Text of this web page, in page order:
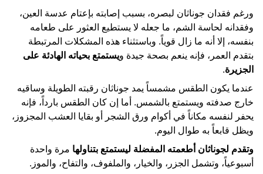
ورغم فقدان جوناثان لبصره، بسبب إصابته بإعتام عدسة العين،
وفقدانه لحاسة الشم، ما جعله لا يستطيع العثور على طعامه
بنفسه، إلا أنه ما زال قوياً. وباستثناء هذه المشكلات المرتبطة
بتقدم العمر، فإنه ينعم بصحة جيدة ويستمتع بحياته الهادئة على
الجزيرة.
عندما يكون الطقس مشمساً يمد جوناثان رقبته الطويلة وساقيه
خارج صدفته ويستمتع بالشمس. أما إن كان الطقس بارداً، فإنه
يحفر لنفسه مكاناً في أكوام ورق الشجر أو بقايا العشب المجزوز،
ويظل قابعاً به طوال اليوم.
وتقدم لجوناثان أطعمته المفضلة ليستمتع بتناولها مرة واحدة
أسبوعياً، وتشمل الجزر، والخيار، والملفوف، والتفاح، والموز.